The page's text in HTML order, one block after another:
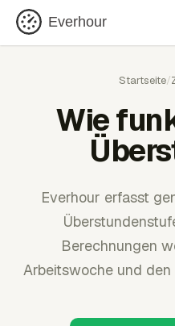
Everhour
Startseite/
Wie
Everhour erfasst
Berechnungen
Arbeitswoche und